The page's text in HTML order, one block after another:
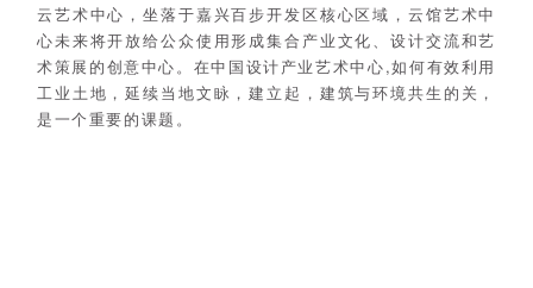
云艺术中心，坐落于嘉兴百步开发区核心区域，云馆艺术中
心未来将开放给公众使用形成集合产业文化、设计交流和艺
术策展的创意中心。在中国设计产业艺术中心,如何有效利用
工业土地，延续当地文眿，建立起，建筑与环境共生的关，
是一个重要的课题。